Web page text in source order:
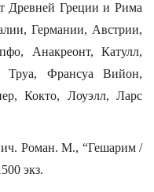
Древней Греции и Рима
Германии, Австрии,
Анакреонт, Катулл,
Труа, Франсуа Вийон,
Кокто, Лоуэлл, Ларс
Роман. М., “Гешарим /
экз.